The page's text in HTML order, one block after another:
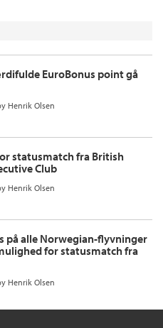
EuroBonus point gå
Henrik Olsen
statusmatch fra British
Club
Henrik Olsen
på alle Norwegian-flyvninger
for statusmatch fra
Henrik Olsen